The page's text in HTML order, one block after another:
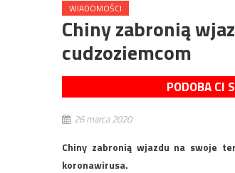
WIADOMOŚCI
Chiny zabronią
cudzoziemcom
PODOBA CI
26 marca 2020
Chiny zabronią wjazdu na swoje
koronawirusa.